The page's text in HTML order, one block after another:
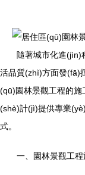
隨著城市化進(jìn)
活品質(zhì)方面發(fā)
(qū)園林景觀工程的
(shè)計(jì)提供專業
式。
一、園林景觀工